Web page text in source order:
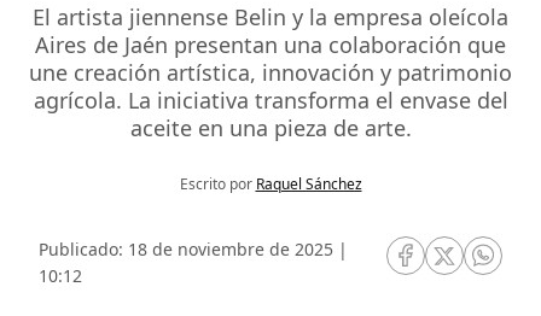
El artista jiennense Belin y la empresa oleícola
Aires de Jaén presentan una colaboración que
une creación artística, innovación y patrimonio
agrícola. La iniciativa transforma el envase del
aceite en una pieza de arte.
Escrito por Raquel Sánchez
Publicado: 18 de noviembre de 2025 |
10:12
RRSS Facebook
RRSSRRSS